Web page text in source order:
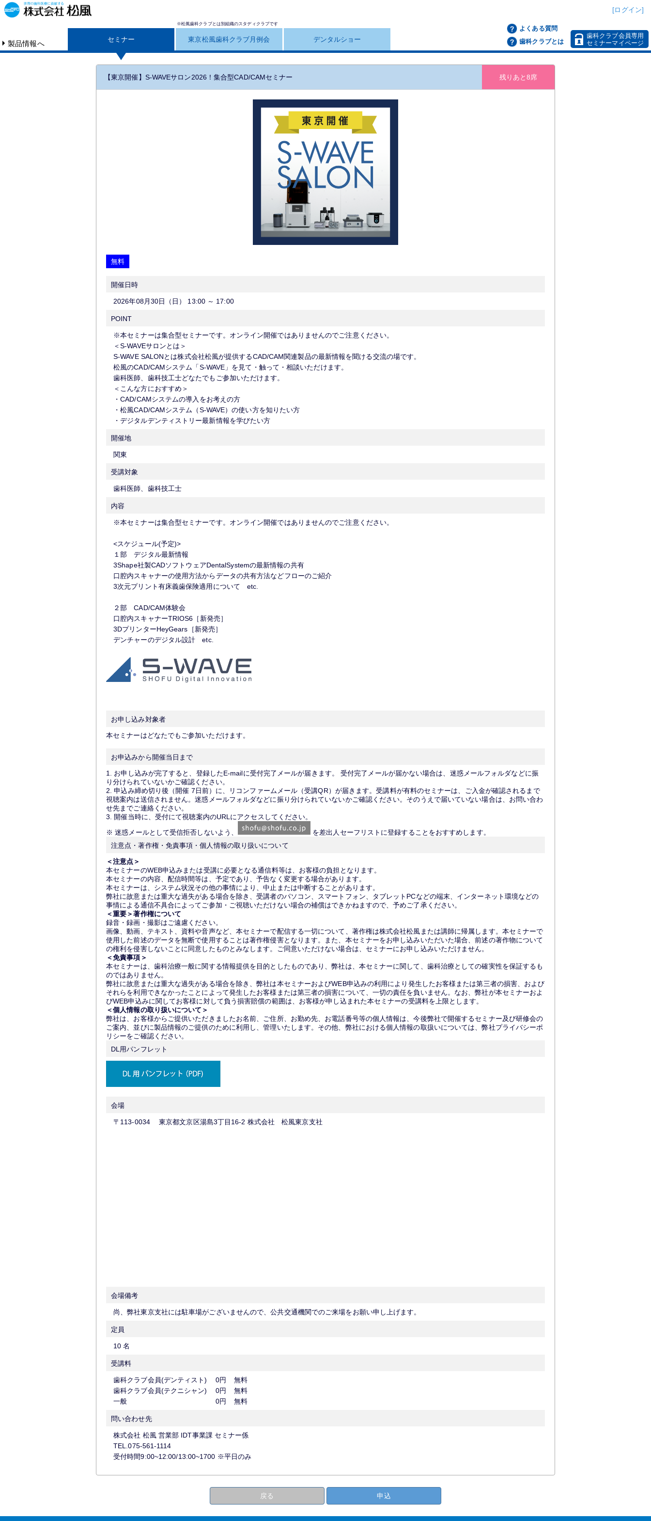
[ログイン]
※松風歯科クラブとは別組織のスタディクラブです
製品情報へ セミナー 東京松風歯科クラブ月例会 デンタルショー
よくある質問
歯科クラブとは
歯科クラブ会員専用
セミナーマイページ
【東京開催】S-WAVEサロン2026！集合型CAD/CAMセミナー 残りあと8席
無料
開催日時
2026年08月30日（日） 13:00 ～ 17:00
POINT
※本セミナーは集合型セミナーです。オンライン開催ではありませんのでご注意ください。
＜S-WAVEサロンとは＞
S-WAVE SALONとは株式会社松風が提供するCAD/CAM関連製品の最新情報を聞ける交流の場です。
松風のCAD/CAMシステム「S-WAVE」を見て・触って・相談いただけます。
歯科医師、歯科技工士どなたでもご参加いただけます。
＜こんな方におすすめ＞
・CAD/CAMシステムの導入をお考えの方
・松風CAD/CAMシステム（S-WAVE）の使い方を知りたい方
・デジタルデンティストリー最新情報を学びたい方
開催地
関東
受講対象
歯科医師、歯科技工士
内容
※本セミナーは集合型セミナーです。オンライン開催ではありませんのでご注意ください。
<スケジュール(予定)>
１部 デジタル最新情報
3Shape社製CADソフトウェアDentalSystemの最新情報の共有
口腔内スキャナーの使用方法からデータの共有方法などフローのご紹介
3次元プリント有床義歯保険適用について etc.
２部 CAD/CAM体験会
口腔内スキャナーTRIOS6［新発売］
3DプリンターHeyGears［新発売］
デンチャーのデジタル設計 etc.
お申し込み対象者
本セミナーはどなたでも ご参加いただけます。
お申込みから開催当日まで
1. お申し込みが完了すると、登録したE-mailに受付完了メールが届きます。 受付完了メールが届かない場合は、迷惑メールフォルダなどに振
り分けられていないかご確認ください。
2. 申込み締め切り後（開催 7日前）に、リコンファームメール（受講QR）が届きます。受講料が有料のセミナーは、ご入金が確認されるまで
視聴案内は送信されません。迷惑メールフォルダなどに振り分けられていないかご確認ください。そのうえで届いていない場合は、お問い合わ
せ先までご連絡ください。
3. 開催当時に、受付にて視聴案内のURLにアクセスしてください。
※ 迷惑メールとして受信拒否しないよう、
を差出人セーフリストに登録することをおすすめします。
注意点・著作権・免責事項・個人情報の取り扱いについて
＜注意点＞
本セミナーのWEB申込みまたは受講に必要となる通信料等は、お客様の負担となります。
本セミナーの内容、配信時間等は、予定であり、予告なく変更する場合があります。
本セミナーは、システム状況その他の事情により、中止または中断することがあります。
弊社に故意または重大な過失がある場合を除き、受講者のパソコン、スマートフォン、タブレットPCなどの端末、インターネット環境などの
事情による通信不具合によってご参加・ご視聴いただけない場合の補償はできかねますので、予めご了承ください。
＜重要＞著作権について
録音・録画・撮影はご遠慮ください。
画像、動画、テキスト、資料や音声など、本セミナーで配信する一切について、著作権は株式会社松風または講師に帰属します。本セミナーで
使用した前述のデータを無断で使用することは著作権侵害となります。また、本セミナーをお申し込みいただいた場合、前述の著作物について
の権利を侵害しないことに同意したものとみなします。ご同意いただけない場合は、セミナーにお申し込みいただけません。
＜免責事項＞
本セミナーは、歯科治療一般に関する情報提供を目的としたものであり、弊社は、本セミナーに関して、歯科治療としての確実性を保証するも
のではありません。
弊社に故意または重大な過失がある場合を除き、弊社は本セミナーおよびWEB申込みの利用により発生したお客様または第三者の損害、および
それらを利用できなかったことによって発生したお客様または第三者の損害について、一切の責任を負いません。なお、弊社が本セミナーおよ
びWEB申込みに関してお客様に対して負う損害賠償の範囲は、お客様が申し込まれた本セミナーの受講料を上限とします。
＜個人情報の取り扱いについて＞
弊社は、お客様からご提供いただきましたお名前、ご住所、お勤め先、お電話番号等の個人情報は、今後弊社で開催するセミナー及び研修会の
ご案内、並びに製品情報のご提供のために利用し、管理いたします。その他、弊社における個人情報の取扱いについては、弊社プライバシーポ
リシーをご確認ください。
DL用パンフレット
会場
〒113-0034 東京都文京区湯島3丁目16-2 株式会社 松風東京支社
会場備考
尚、弊社東京支社には駐車場がございませんので、公共交通機関でのご来場をお願い申し上げます。
定員
10 名
受講料
歯科クラブ会員(デンティスト) 0円
無料
歯科クラブ会員(テクニシャン)
0円
無料
一般
0円 無料
問い合わせ先
株式会社 松風 営業部 IDT事業課 セミナー係
TEL.075-561-1114
受付時間9:00~12:00/13:00~1700 ※平日のみ
戻る 申込